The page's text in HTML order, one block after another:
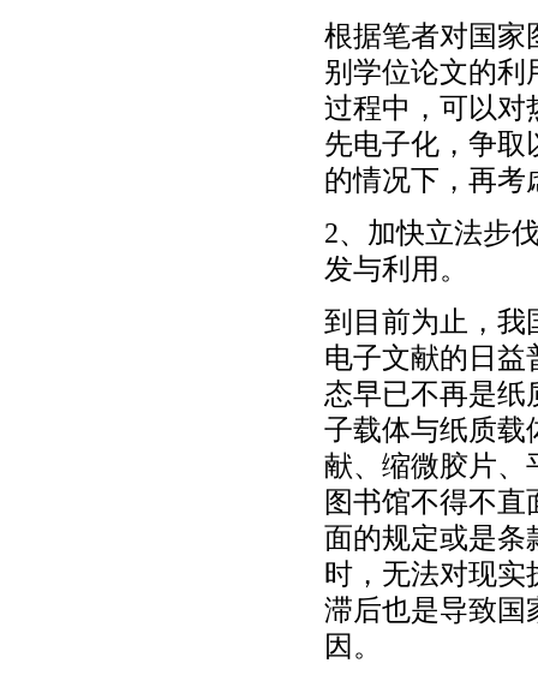
根据笔者对国家
别学位论文的利
过程中，可以对
先电子化，争取
的情况下，再考
2、加快立法步
发与利用。
到目前为止，我
电子文献的日益
态早已不再是纸
子载体与纸质载
献、缩微胶片、
图书馆不得不
面的规定或是条
时，无法对现实
滞后也是导致国
因。